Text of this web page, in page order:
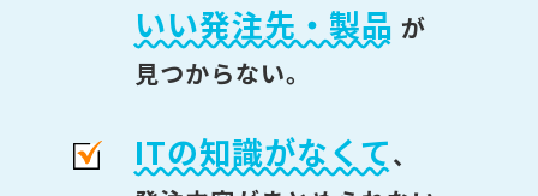
いい発注先・製品 が
見つからない。
ITの知識がなくて、